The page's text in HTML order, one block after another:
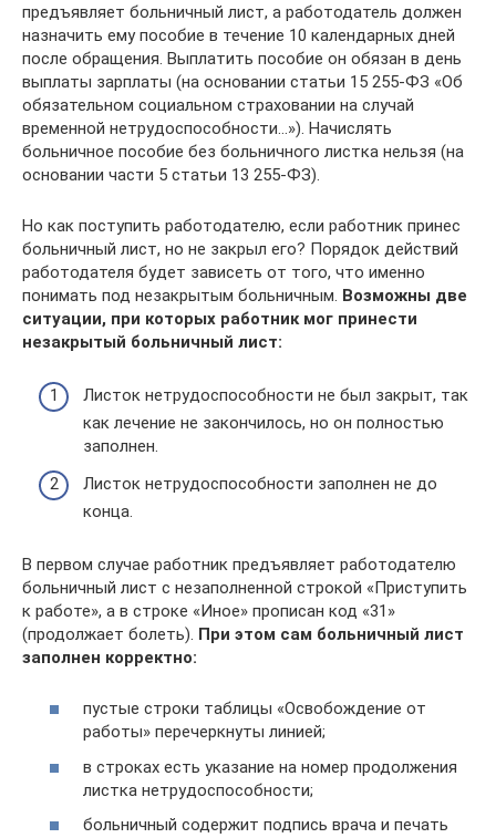
предъявляет больничный лист, а работодатель должен
назначить ему пособие в течение 10 календарных дней
после обращения. Выплатить пособие он обязан в день
выплаты зарплаты (на основании статьи 15 255-ФЗ «Об
обязательном социальном страховании на случай
временной нетрудоспособности…»). Начислять
больничное пособие без больничного листка нельзя (на
основании части 5 статьи 13 255-ФЗ).
Но как поступить работодателю, если работник принес
больничный лист, но не закрыл его? Порядок действий
работодателя будет зависеть от того, что именно
понимать под незакрытым больничным. Возможны две
ситуации, при которых работник мог принести
незакрытый больничный лист:
Листок нетрудоспособности не был закрыт, так
как лечение не закончилось, но он полностью
заполнен.
Листок нетрудоспособности заполнен не до
конца.
В первом случае работник предъявляет работодателю
больничный лист с незаполненной строкой «Приступить
к работе», а в строке «Иное» прописан код «31»
(продолжает болеть). При этом сам больничный лист
заполнен корректно:
пустые строки таблицы «Освобождение от
работы» перечеркнуты линией;
в строках есть указание на номер продолжения
листка нетрудоспособности;
больничный содержит подпись врача и печать